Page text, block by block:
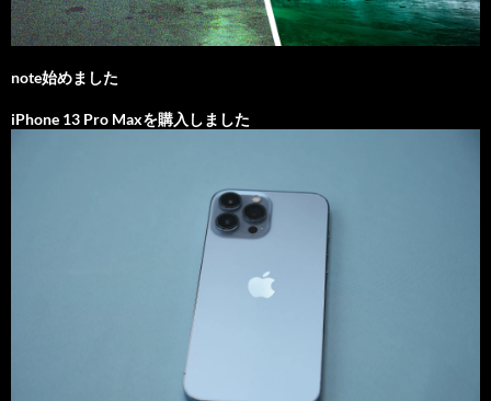
note始めました
iPhone 13 Pro Maxを購入しました